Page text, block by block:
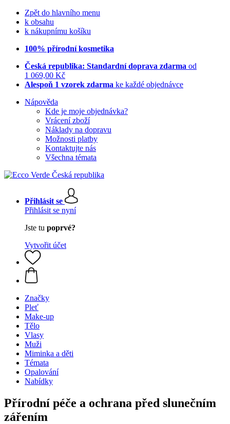
Zpět do hlavního menu
k obsahu
k nákupnímu košíku
100% přírodní kosmetika
Česká republika: Standardní doprava zdarma od
1 069,00 Kč
Alespoň 1 vzorek zdarma ke každé objednávce
Nápověda
Kde je moje objednávka?
Vrácení zboží
Náklady na dopravu
Možnosti platby
Kontaktujte nás
Všechna témata
Přihlásit se
Přihlásit se nyní
Jste tu poprvé?
Vytvořit účet
Značky
Pleť
Make-up
Tělo
Vlasy
Muži
Miminka a děti
Témata
Opalování
Nabídky
Přírodní péče a ochrana před slunečním
zářením